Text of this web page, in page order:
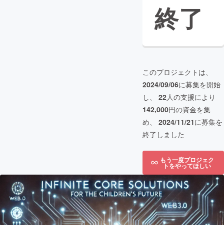
終了
このプロジェクトは、
2024/09/06に募集を開始
し、 22人の支援により
142,000円の資金を集
め、 2024/11/21に募集を
終了しました
もう一度プロジェク
トをやってほしい